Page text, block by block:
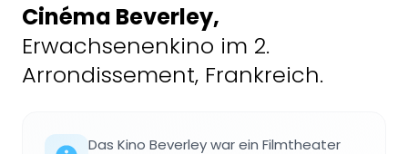
Cinéma Beverley,
Erwachsenenkino im 2.
Arrondissement, Frankreich.
Das Kino Beverley war ein Filmtheater